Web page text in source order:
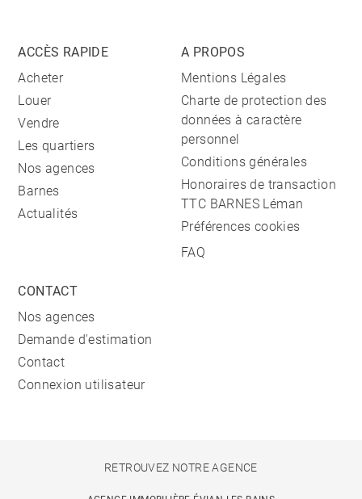
ACCÈS RAPIDE
Acheter
Louer
Vendre
Les quartiers
Nos agences
Barnes
Actualités
A PROPOS
Mentions Légales
Charte de protection des
données à caractère
personnel
Conditions générales
Honoraires de transaction
TTC BARNES Léman
Préférences cookies
FAQ
CONTACT
Nos agences
Demande d'estimation
Contact
Connexion utilisateur
RETROUVEZ NOTRE AGENCE